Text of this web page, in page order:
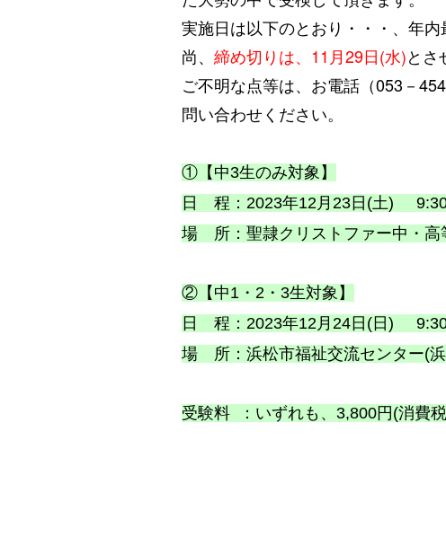
実施日は以下のとおり・・・、年
尚、 締め切りは、11月29日(水)とさ
ご不明な点等は、お電話（053－
問い合わせください。
①【中3生のみ対象】
日 程：2023年12月23日(土) 9:30
場 所：聖隷クリストファー中・高
②【中1・2・3生対象】
日 程：2023年12月24日(日) 9:30
場 所：浜松市福祉交流センター(
受験料 ：いずれも、3,800円(消費